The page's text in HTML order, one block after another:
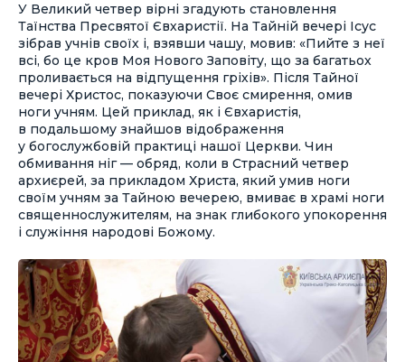
У Великий четвер вірні згадують становлення
Таїнства Пресвятої Євхаристії. На Тайній вечері Ісус
зібрав учнів своїх і, взявши чашу, мовив: «Пийте з неї
всі, бо це кров Моя Нового Заповіту, що за багатьох
проливається на відпущення гріхів». Після Тайної
вечері Христос, показуючи Своє смирення, омив
ноги учням. Цей приклад, як і Євхаристія,
в подальшому знайшов відображення
у богослужбовій практиці нашої Церкви. Чин
обмивання ніг — обряд, коли в Страсний четвер
архиєрей, за прикладом Христа, який умив ноги
своїм учням за Тайною вечерею, вмиває в храмі ноги
священнослужителям, на знак глибокого упокорення
і служіння народові Божому.